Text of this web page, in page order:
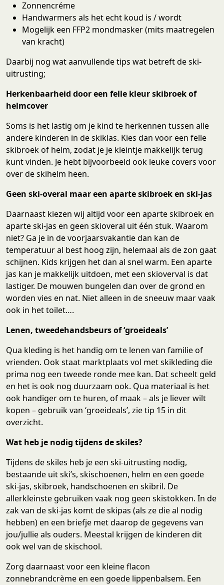
Zonnencréme
Handwarmers als het echt koud is / wordt
Mogelijk een FFP2 mondmasker (mits maatregelen
van kracht)
Daarbij nog wat aanvullende tips wat betreft de ski-
uitrusting;
Herkenbaarheid door een felle kleur skibroek of
helmcover
Soms is het lastig om je kind te herkennen tussen alle
andere kinderen in de skiklas. Kies dan voor een felle
skibroek of helm, zodat je je kleintje makkelijk terug
kunt vinden. Je hebt bijvoorbeeld ook leuke covers voor
over de skihelm heen.
Geen ski-overal maar een aparte skibroek en ski-jas
Daarnaast kiezen wij altijd voor een aparte skibroek en
aparte ski-jas en geen skioveral uit één stuk. Waarom
niet? Ga je in de voorjaarsvakantie dan kan de
temperatuur al best hoog zijn, helemaal als de zon gaat
schijnen. Kids krijgen het dan al snel warm. Een aparte
jas kan je makkelijk uitdoen, met een skioverval is dat
lastiger. De mouwen bungelen dan over de grond en
worden vies en nat. Niet alleen in de sneeuw maar vaak
ook in het toilet….
Lenen, tweedehandsbeurs of ‘groeideals’
Qua kleding is het handig om te lenen van familie of
vrienden. Ook staat marktplaats vol met skikleding die
prima nog een tweede ronde mee kan. Dat scheelt geld
en het is ook nog duurzaam ook. Qua materiaal is het
ook handiger om te huren, of maak – als je liever wilt
kopen – gebruik van ‘groeideals’, zie tip 15 in dit
overzicht.
Wat heb je nodig tijdens de skiles?
Tijdens de skiles heb je een ski-uitrusting nodig,
bestaande uit ski’s, skischoenen, helm en een goede
ski-jas, skibroek, handschoenen en skibril. De
allerkleinste gebruiken vaak nog geen skistokken. In de
zak van de ski-jas komt de skipas (als ze die al nodig
hebben) en een briefje met daarop de gegevens van
jou/jullie als ouders. Meestal krijgen de kinderen dit
ook wel van de skischool.
Zorg daarnaast voor een kleine flacon
zonnebrandcrème en een goede lippenbalsem. Een